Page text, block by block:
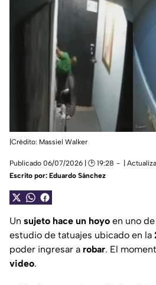
|Crédito: Massiel Walker
Publicado 06/07/2026 | 🕑 19:28 |
Escrito por: Eduardo Sánchez
Un sujeto hace un hoyo en uno
estudio de tatuajes ubicado en la
poder ingresar a robar. El
video.